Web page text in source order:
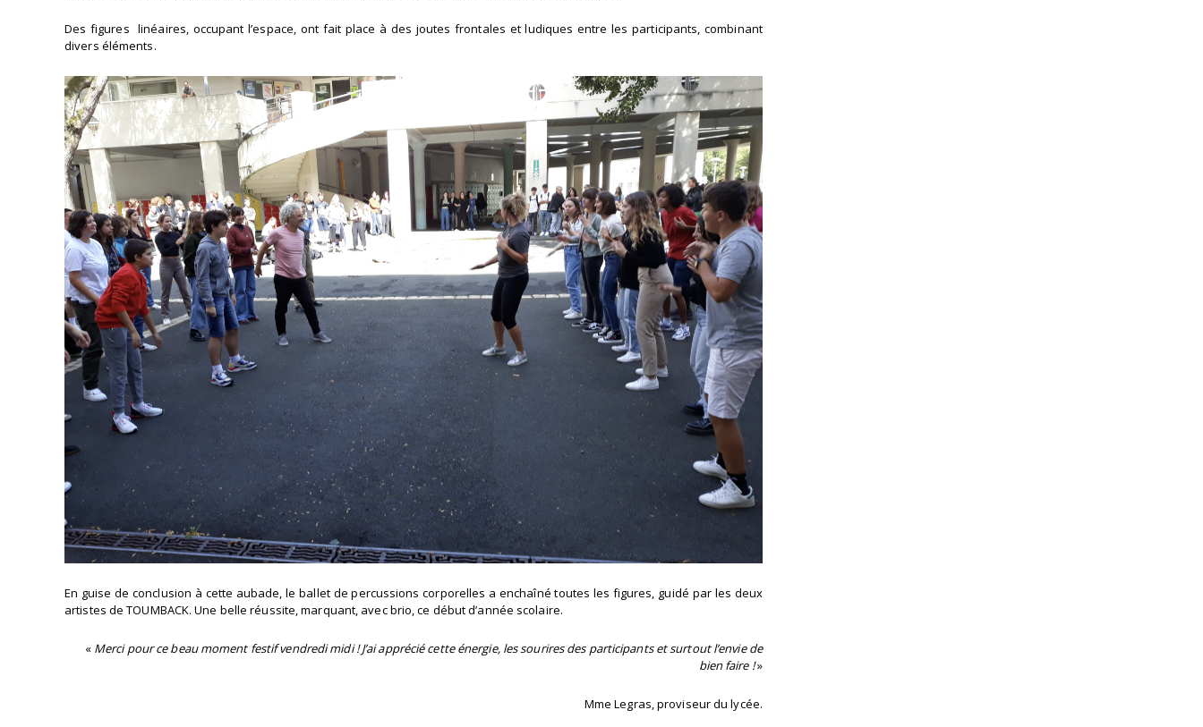
Des figures linéaires, occupant l’espace, ont fait place à des joutes frontales et ludiques entre les participants, combinant
divers éléments.
En guise de conclusion à cette aubade, le ballet de percussions corporelles a enchaîné toutes les figures, guidé par les deux
artistes de TOUMBACK. Une belle réussite, marquant, avec brio, ce début d’année scolaire.
« Merci pour ce beau moment festif vendredi midi ! J’ai apprécié cette énergie, les sourires des participants et surtout l’envie de
bien faire !»
Mme Legras, proviseur du lycée.